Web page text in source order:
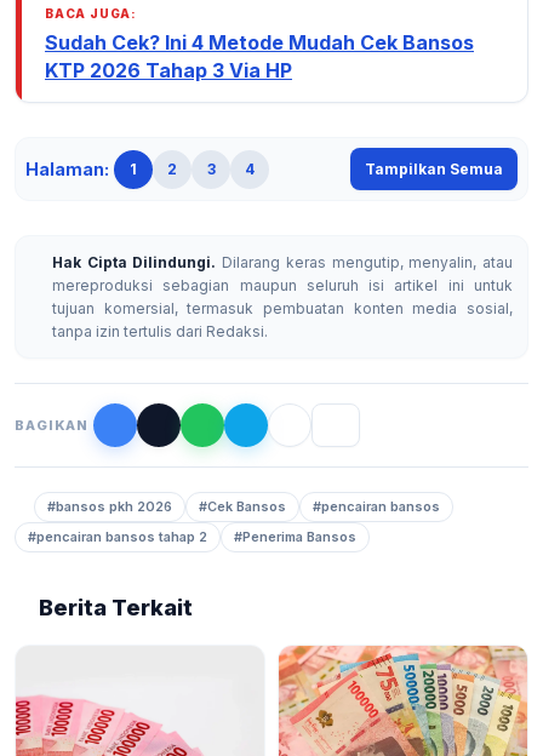
BACA JUGA:
Sudah Cek? Ini 4 Metode Mudah Cek Bansos
KTP 2026 Tahap 3 Via HP
Halaman: 1 2 3 4 Tampilkan Semua
Hak Cipta Dilindungi. Dilarang keras mengutip, menyalin, atau
mereproduksi sebagian maupun seluruh isi artikel ini untuk
tujuan komersial, termasuk pembuatan konten media sosial,
tanpa izin tertulis dari Redaksi.
BAGIKAN
#bansos pkh 2026 #Cek Bansos
#pencairan bansos
#pencairan bansos tahap 2
#Penerima Bansos
Berita Terkait